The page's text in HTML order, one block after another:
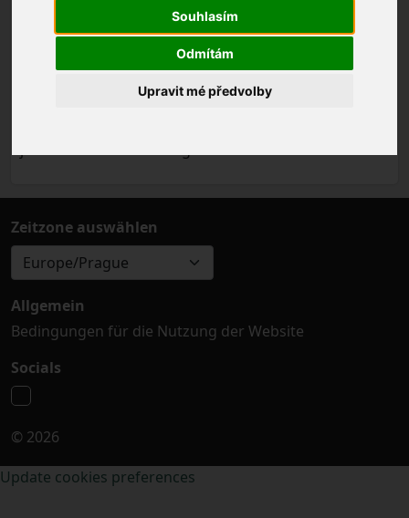
Souhlasím
Odmítám
Upravit mé předvolby
Sa. 30.9.2023 die Zeit wird festgelegt
Molineux Stadium, Wolverhampton
(England)
Premier League
Zeitzone auswählen
Europe/Prague
Allgemein
Bedingungen für die Nutzung der Website
Socials
© 2026
Update cookies preferences